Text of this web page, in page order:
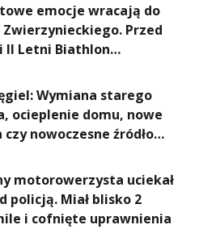
emocje wracają do
Zwierzynieckiego. Przed
II Letni Biathlon
Wymiana starego
ocieplenie domu, nowe
czy nowoczesne źródło
za energię, lepszy
życia i... czystsze
motorowerzysta uciekał
policją. Miał blisko 2
i cofnięte uprawnienia